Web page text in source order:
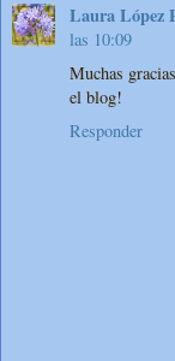
Laura López
las 10:09
Muchas
el blog!
Responder